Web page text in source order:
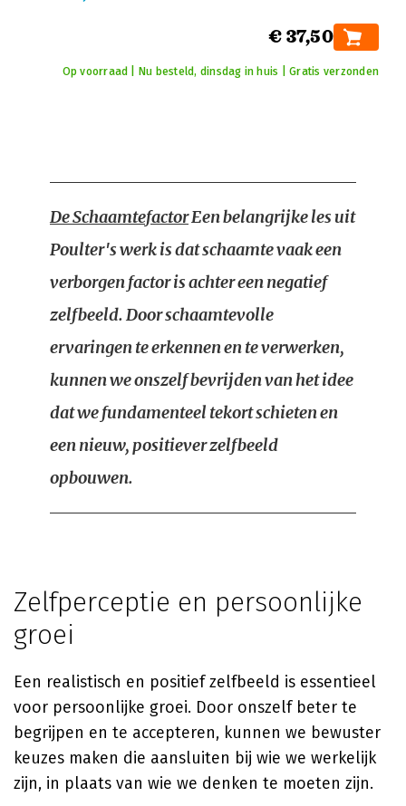
€ 37,50
Op voorraad | Nu besteld, dinsdag in huis | Gratis verzonden
De SchaamtefactorEen belangrijke les uit
Poulter's werk is dat schaamte vaak een
verborgen factor is achter een negatief
zelfbeeld. Door schaamtevolle
ervaringen te erkennen en te verwerken,
kunnen we onszelf bevrijden van het idee
dat we fundamenteel tekort schieten en
een nieuw, positiever zelfbeeld
opbouwen.
Zelfperceptie en persoonlijke
groei
Een realistisch en positief zelfbeeld is essentieel
voor persoonlijke groei. Door onszelf beter te
begrijpen en te accepteren, kunnen we bewuster
keuzes maken die aansluiten bij wie we werkelijk
zijn, in plaats van wie we denken te moeten zijn.